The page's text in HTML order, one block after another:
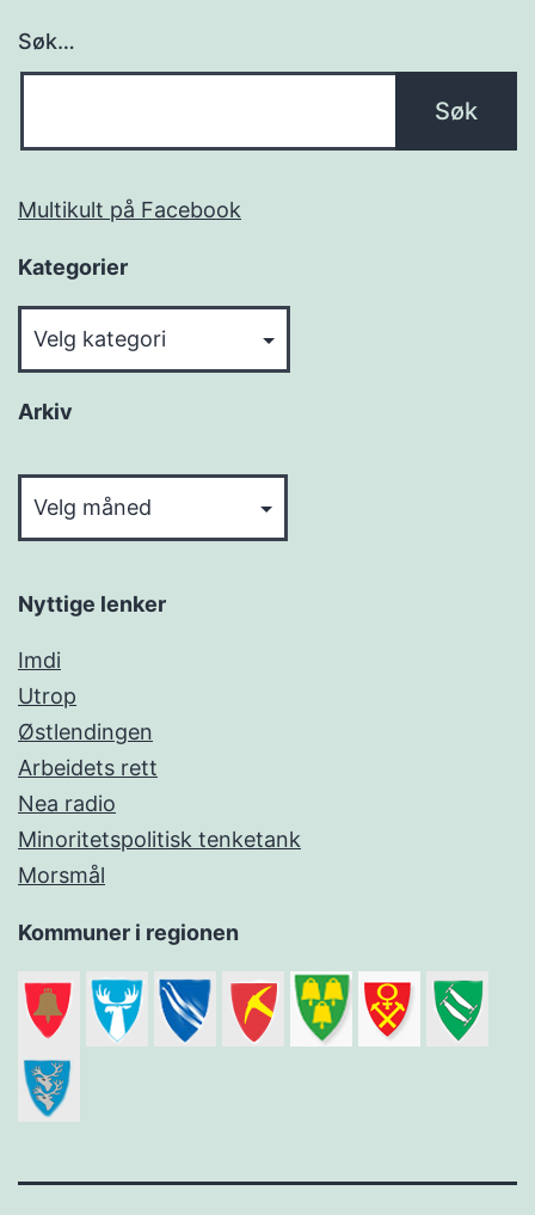
Søk…
Multikult på Facebook
Kategorier
Arkiv
Nyttige lenker
Imdi
Utrop
Østlendingen
Arbeidets rett
Nea radio
Minoritetspolitisk tenketank
Morsmål
Kommuner i regionen